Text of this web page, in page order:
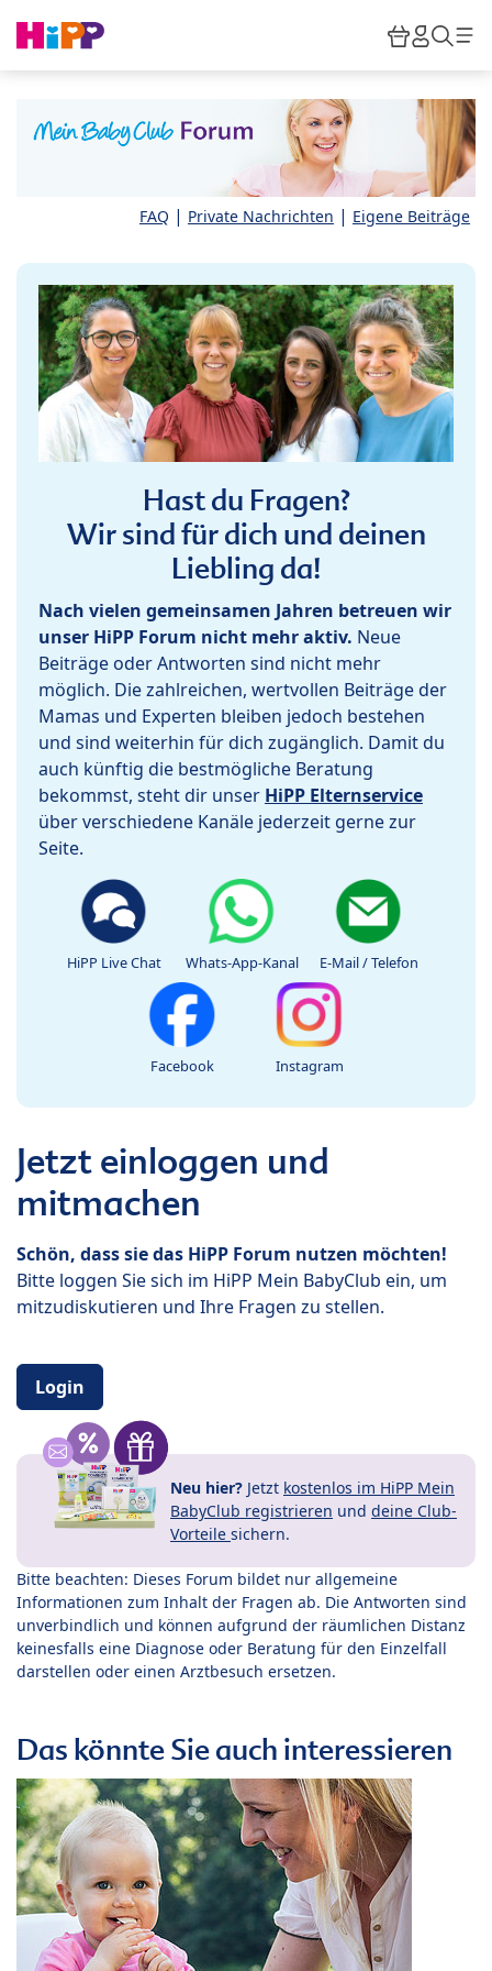
HiPP
FAQ | Private Nachrichten | Eigene Beiträge
Hast du Fragen?
Wir sind für dich und deinen
Liebling da!
Nach vielen gemeinsamen Jahren betreuen wir
unser HiPP Forum nicht mehr aktiv. Neue
Beiträge oder Antworten sind nicht mehr
möglich. Die zahlreichen, wertvollen Beiträge der
Mamas und Experten bleiben jedoch bestehen
und sind weiterhin für dich zugänglich. Damit du
auch künftig die bestmögliche Beratung
bekommst, steht dir unser HiPP Elternservice
über verschiedene Kanäle jederzeit gerne zur
Seite.
HiPP Live Chat Whats-App-Kanal E-Mail / Telefon
Facebook Instagram
Jetzt einloggen und
mitmachen
Schön, dass sie das HiPP Forum nutzen möchten!
Bitte loggen Sie sich im HiPP Mein BabyClub ein, um
mitzudiskutieren und Ihre Fragen zu stellen.
Login
Neu hier? Jetzt kostenlos im HiPP Mein
BabyClub registrieren und deine Club-
Vorteile sichern.
Bitte beachten: Dieses Forum bildet nur allgemeine
Informationen zum Inhalt der Fragen ab. Die Antworten sind
unverbindlich und können aufgrund der räumlichen Distanz
keinesfalls eine Diagnose oder Beratung für den Einzelfall
darstellen oder einen Arztbesuch ersetzen.
Das könnte Sie auch interessieren